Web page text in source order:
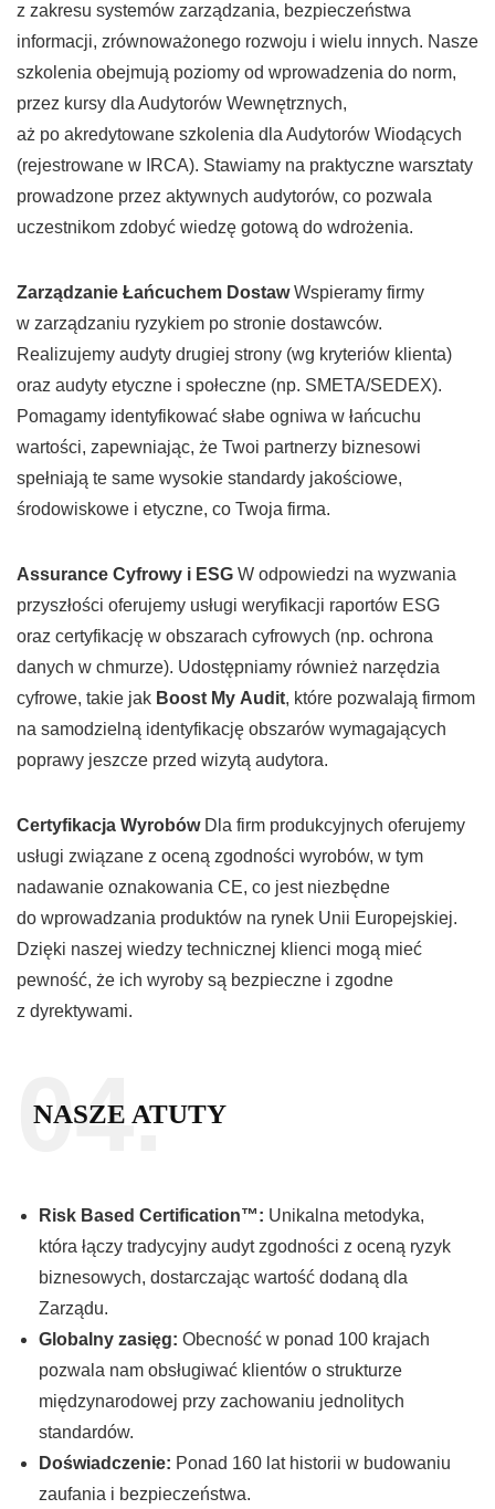
z zakresu systemów zarządzania, bezpieczeństwa
informacji, zrównoważonego rozwoju i wielu innych. Nasze
szkolenia obejmują poziomy od wprowadzenia do norm,
przez kursy dla Audytorów Wewnętrznych,
aż po akredytowane szkolenia dla Audytorów Wiodących
(rejestrowane w IRCA). Stawiamy na praktyczne warsztaty
prowadzone przez aktywnych audytorów, co pozwala
uczestnikom zdobyć wiedzę gotową do wdrożenia.
Zarządzanie Łańcuchem DostawWspieramy firmy
w zarządzaniu ryzykiem po stronie dostawców.
Realizujemy audyty drugiej strony (wg kryteriów klienta)
oraz audyty etyczne i społeczne (np. SMETA/SEDEX).
Pomagamy identyfikować słabe ogniwa w łańcuchu
wartości, zapewniając, że Twoi partnerzy biznesowi
spełniają te same wysokie standardy jakościowe,
środowiskowe i etyczne, co Twoja firma.
Assurance Cyfrowy i ESG W odpowiedzi na wyzwania
przyszłości oferujemy usługi weryfikacji raportów ESG
oraz certyfikację w obszarach cyfrowych (np. ochrona
danych w chmurze). Udostępniamy również narzędzia
cyfrowe, takie jak Boost My Audit, które pozwalają firmom
na samodzielną identyfikację obszarów wymagających
poprawy jeszcze przed wizytą audytora.
Certyfikacja WyrobówDla firm produkcyjnych oferujemy
usługi związane z oceną zgodności wyrobów, w tym
nadawanie oznakowania CE, co jest niezbędne
do wprowadzania produktów na rynek Unii Europejskiej.
Dzięki naszej wiedzy technicznej klienci mogą mieć
pewność, że ich wyroby są bezpieczne i zgodne
z dyrektywami.
04.
NASZE ATUTY
Risk Based Certification™: Unikalna metodyka,
która łączy tradycyjny audyt zgodności z oceną ryzyk
biznesowych, dostarczając wartość dodaną dla
Zarządu.
Globalny zasięg: Obecność w ponad 100 krajach
pozwala nam obsługiwać klientów o strukturze
międzynarodowej przy zachowaniu jednolitych
standardów.
Doświadczenie: Ponad 160 lat historii w budowaniu
zaufania i bezpieczeństwa.